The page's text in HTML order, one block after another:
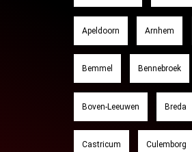
Apeldoorn Arnhem
Bemmel Bennebroek
Boven-Leeuwen Breda
Castricum Culemborg